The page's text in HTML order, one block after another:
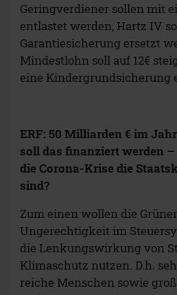
Geringverdiener sollen mit
entlastet werden, Hartz IV
Garantiesicherung ersetzt
Mindestlohn soll auf 12€
eine Kindergrundsicherung
ERF: 50 Milliarden € im
soll das finanziert werden
die Corona-Krise die
sind?
Zum einen wollen die
Ungerechtigkeit im
die Lenkungswirkung von
Klimaschutz nutzen. D.h.
reiche Menschen sowie